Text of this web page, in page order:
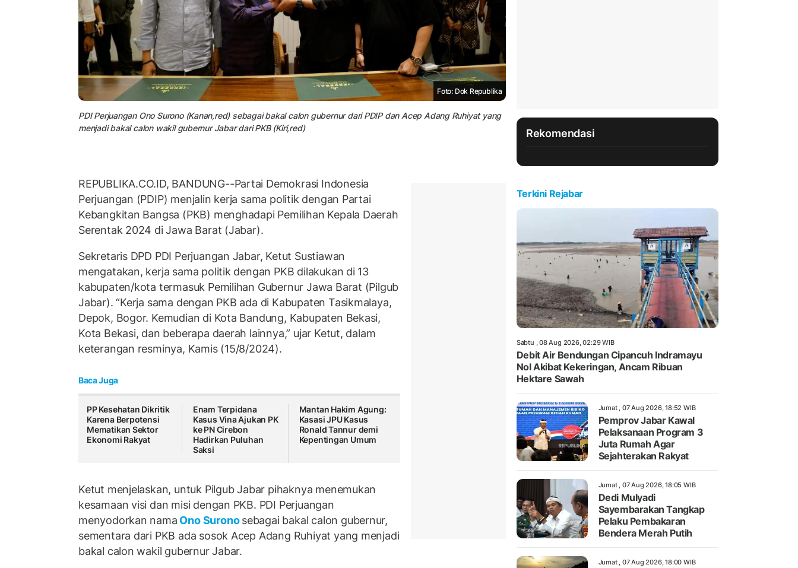
Foto: Dok Republika
PDI Perjuangan Ono Surono (Kanan,red) sebagai bakal calon gubernur dari PDIP dan Acep Adang Ruhiyat yang
menjadi bakal calon wakil gubernur Jabar dari PKB (Kiri,red)
REPUBLIKA.CO.ID, BANDUNG--Partai Demokrasi Indonesia
Perjuangan (PDIP) menjalin kerja sama politik dengan Partai
Kebangkitan Bangsa (PKB) menghadapi Pemilihan Kepala Daerah
Serentak 2024 di Jawa Barat (Jabar).
Sekretaris DPD PDI Perjuangan Jabar, Ketut Sustiawan
mengatakan, kerja sama politik dengan PKB dilakukan di 13
kabupaten/kota termasuk Pemilihan Gubernur Jawa Barat (Pilgub
Jabar). “Kerja sama dengan PKB ada di Kabupaten Tasikmalaya,
Depok, Bogor. Kemudian di Kota Bandung, Kabupaten Bekasi,
Kota Bekasi, dan beberapa daerah lainnya,” ujar Ketut, dalam
keterangan resminya, Kamis (15/8/2024).
Baca Juga
PP Kesehatan Dikritik
Karena Berpotensi
Mematikan Sektor
Ekonomi Rakyat
Enam Terpidana
Kasus Vina Ajukan PK
ke PN Cirebon
Hadirkan Puluhan
Saksi
Mantan Hakim Agung:
Kasasi JPU Kasus
Ronald Tannur demi
Kepentingan Umum
Ketut menjelaskan, untuk Pilgub Jabar pihaknya menemukan
kesamaan visi dan misi dengan PKB. PDI Perjuangan
menyodorkan nama Ono Suronosebagai bakal calon gubernur,
sementara dari PKB ada sosok Acep Adang Ruhiyat yang menjadi
bakal calon wakil gubernur Jabar.
Rekomendasi
Terkini Rejabar
Sabtu , 08 Aug 2026, 02:29 WIB
Debit Air Bendungan Cipancuh Indramayu
Nol Akibat Kekeringan, Ancam Ribuan
Hektare Sawah
Jumat , 07 Aug 2026, 18:52 WIB
Pemprov Jabar Kawal
Pelaksanaan Program 3
Juta Rumah Agar
Sejahterakan Rakyat
Jumat , 07 Aug 2026, 18:05 WIB
Dedi Mulyadi
Sayembarakan Tangkap
Pelaku Pembakaran
Bendera Merah Putih
Jumat , 07 Aug 2026, 18:00 WIB